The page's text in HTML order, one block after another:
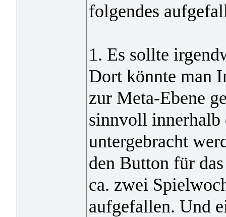
folgendes
1. Es sollte
Dort könnte man
zur Meta-Ebene
sinnvoll
untergebracht
den Button für
ca. zwei
aufgefallen. Und